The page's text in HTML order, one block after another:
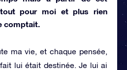
pour moi et plus rien
comptait.
ma vie, et chaque pensée,
lui était destinée. Je lui ai